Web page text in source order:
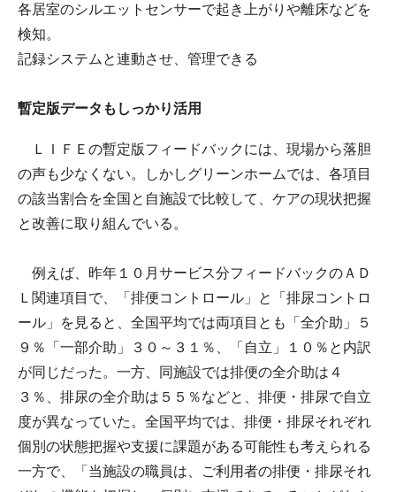
各居室のシルエットセンサーで起き上がりや離床などを
検知。
記録システムと連動させ、管理できる
暫定版データもしっかり活用
ＬＩＦＥの暫定版フィードバックには、現場から落胆
の声も少なくない。しかしグリーンホームでは、各項目
の該当割合を全国と自施設で比較して、ケアの現状把握
と改善に取り組んでいる。
例えば、昨年１０月サービス分フィードバックのＡＤ
Ｌ関連項目で、「排便コントロール」と「排尿コントロ
ール」を見ると、全国平均では両項目とも「全介助」５
９％「一部介助」３０～３１％、「自立」１０％と内訳
が同じだった。一方、同施設では排便の全介助は４
３％、排尿の全介助は５５％などと、排便・排尿で自立
度が異なっていた。全国平均では、排便・排尿それぞれ
個別の状態把握や支援に課題がある可能性も考えられる
一方で、「当施設の職員は、ご利用者の排便・排尿それ